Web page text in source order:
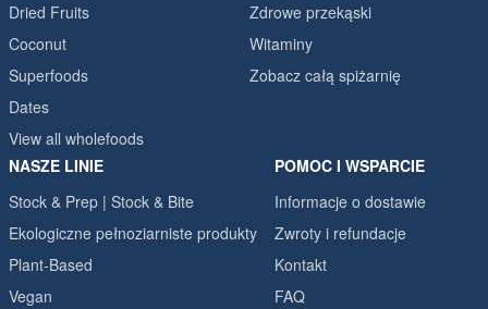
Dried Fruits
Coconut
Superfoods
Dates
View all wholefoods
Zdrowe przekąski
Witaminy
Zobacz całą spiżarnię
NASZE LINIE
Stock & Prep | Stock & Bite
Ekologiczne pełnoziarniste produkty
Plant-Based
Vegan
POMOC I WSPARCIE
Informacje o dostawie
Zwroty i refundacje
Kontakt
FAQ